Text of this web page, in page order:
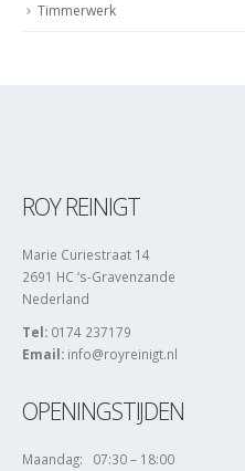
Timmerwerk
ROY REINIGT
Marie Curiestraat 14
2691 HC ‘s-Gravenzande
Nederland
Tel: 0174 237179
Email: info@royreinigt.nl
OPENINGSTIJDEN
Maandag: 07:30 – 18:00